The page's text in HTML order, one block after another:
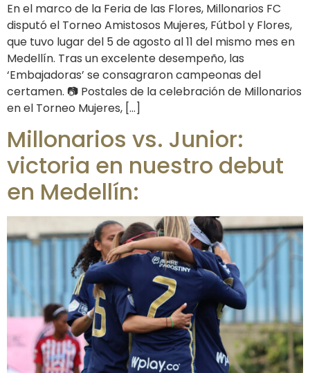
En el marco de la Feria de las Flores, Millonarios FC
disputó el Torneo Amistosos Mujeres, Fútbol y Flores,
que tuvo lugar del 5 de agosto al 11 del mismo mes en
Medellín. Tras un excelente desempeño, las
‘Embajadoras’ se consagraron campeonas del
certamen. 📷 Postales de la celebración de Millonarios
en el Torneo Mujeres, […]
Millonarios vs. Junior:
victoria en nuestro debut
en Medellín: